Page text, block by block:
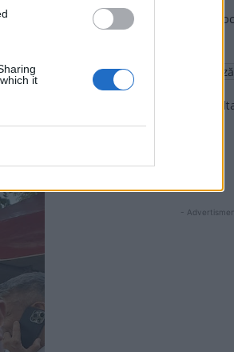
it
bla.
i-a
de
România pe Primul
Arată
-